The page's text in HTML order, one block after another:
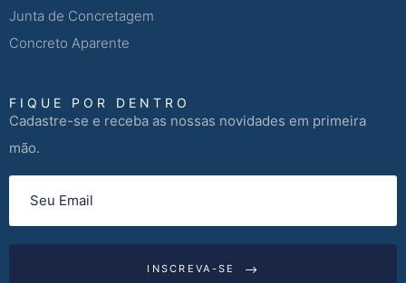
Junta de Concretagem
Concreto Aparente
FIQUE POR DENTRO
Cadastre-se e receba as nossas novidades em primeira
mão.
INSCREVA-SE